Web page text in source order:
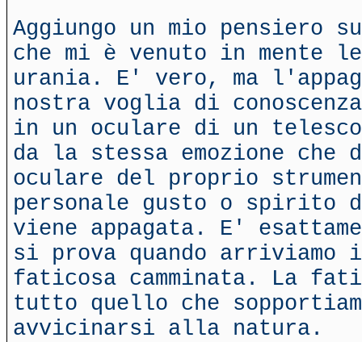
Aggiungo un mio
che mi è venuto in mente
urania. E' vero, ma
nostra voglia di
in un oculare di un
da la stessa emozione che
oculare del proprio
personale gusto o spirito
viene appagata. E'
si prova quando arriviamo
faticosa camminata. La
tutto quello che
avvicinarsi alla natura.